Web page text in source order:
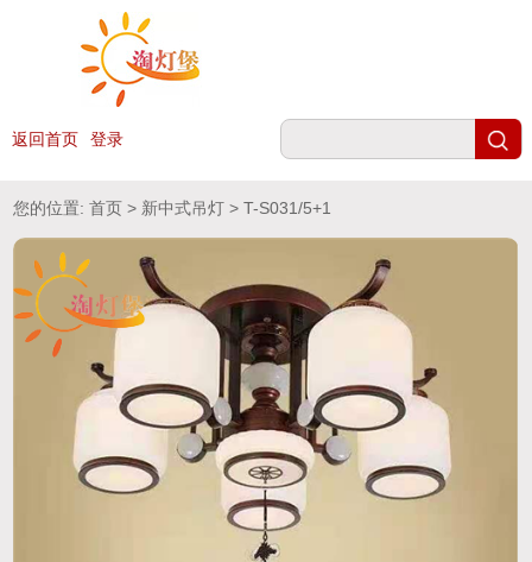
返回首页 登录
您的位置:首页 > 新中式吊灯 > T-S031/5+1